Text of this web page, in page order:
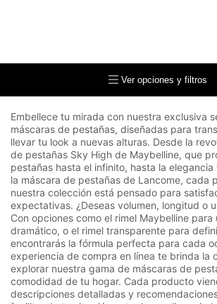
Ver opciones y filtros
Embellece tu mirada con nuestra exclusiva
máscaras de pestañas, diseñadas para
llevar tu look a nuevas alturas. Desde la
de pestañas Sky High de Maybelline, que
pestañas hasta el infinito, hasta la
la máscara de pestañas de Lancome, cada
nuestra colección está pensado para
expectativas. ¿Deseas volumen, longitud o
Con opciones como el rimel Maybelline para
dramático, o el rimel transparente para
encontrarás la fórmula perfecta para cada
experiencia de compra en línea te brinda la
explorar nuestra gama de máscaras de
comodidad de tu hogar. Cada producto
descripciones detalladas y